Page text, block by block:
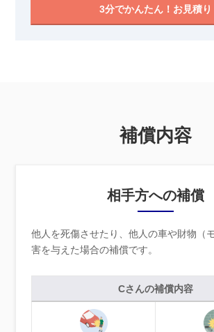
3分でかんたん！お見積り
補償内容
相手方への補償
他人を死傷させたり、他人の車や財物（
害を与えた場合の補償です。
Cさんの補償内容